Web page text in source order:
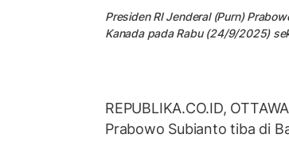
Presiden RI Jenderal (Purn)
Kanada pada Rabu (24/9/2025)
REPUBLIKA.CO.ID,
Prabowo Subianto tiba di